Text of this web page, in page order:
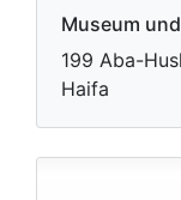
Museum
199 Aba-
Haifa